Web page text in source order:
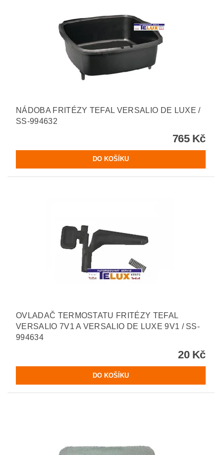
NÁDOBA FRITÉZY TEFAL VERSALIO DE LUXE /
SS-994632
765 Kč
OVLADAČ TERMOSTATU FRITÉZY TEFAL
VERSALIO 7V1 A VERSALIO DE LUXE 9V1 / SS-
994634
20 Kč